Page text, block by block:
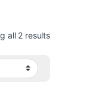
all 2 results